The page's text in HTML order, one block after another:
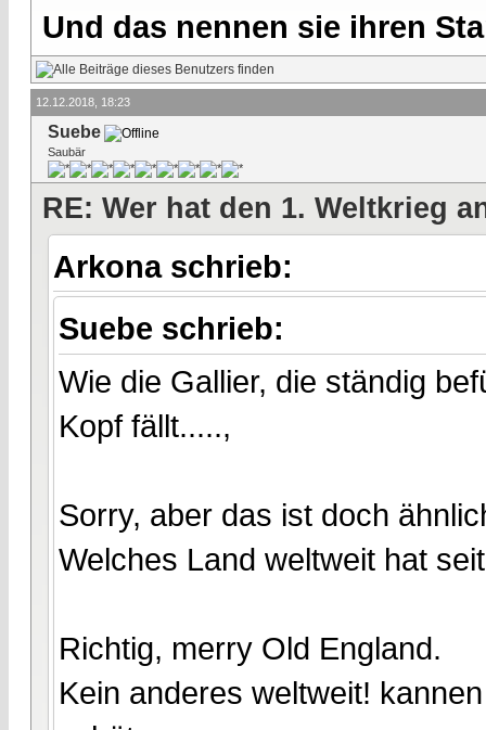
Und das nennen sie ihren
12.12.2018, 18:23
Suebe
Saubär
RE: Wer hat den 1. Weltkrieg
Arkona schrieb:
Suebe schrieb:
Wie die Gallier, die ständig
Kopf fällt.....,
Sorry, aber das ist doch
Welches Land weltweit hat
Richtig, merry Old England.
Kein anderes weltweit!